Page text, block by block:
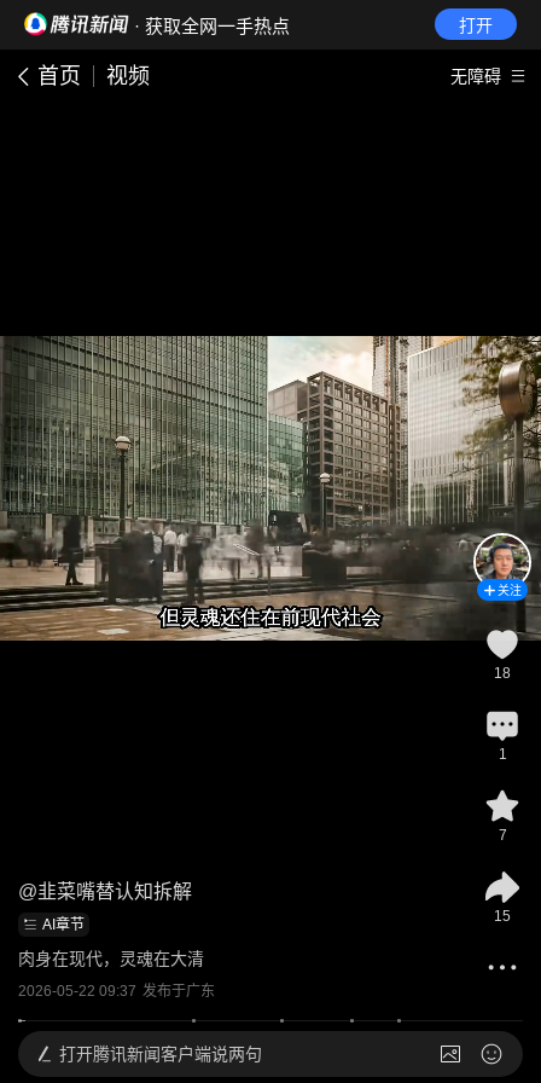
· 获取全网一手热点 打开
首页 视频 无障碍
@韭菜嘴替认知拆解
AI章节
肉身在现代，灵魂在大清
2026-05-22 09:37 发布于广东
关注
18
1
7
15
打开腾讯新闻客户端说两句